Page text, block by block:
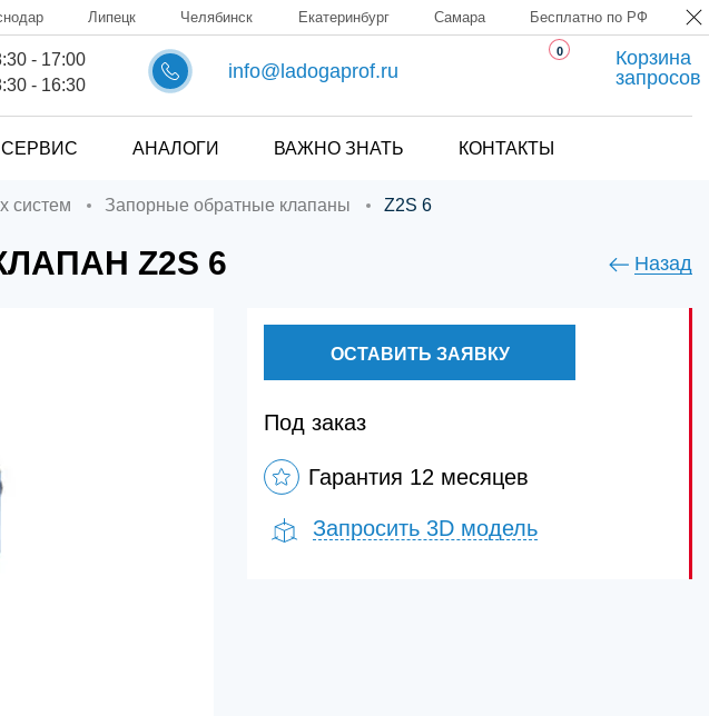
Липецк Челябинск Екатеринбург Самара Бесплатно по РФ
- 17:00
- 16:30
info@ladogaprof.ru
0
Корзина
запросов
СЕРВИС АНАЛОГИ ВАЖНО ЗНАТЬ КОНТАКТЫ
систем Запорные обратные клапаны Z2S 6
Z2S 6 Назад
ОСТАВИТЬ ЗАЯВКУ
Под заказ
Гарантия 12 месяцев
Запросить 3D модель